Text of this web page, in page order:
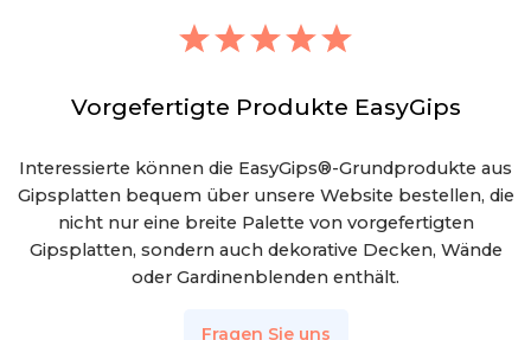
Vorgefertigte Produkte EasyGips
Interessierte können die EasyGips®-Grundprodukte aus
Gipsplatten bequem über unsere Website bestellen, die
nicht nur eine breite Palette von vorgefertigten
Gipsplatten, sondern auch dekorative Decken, Wände
oder Gardinenblenden enthält.
Fragen Sie uns